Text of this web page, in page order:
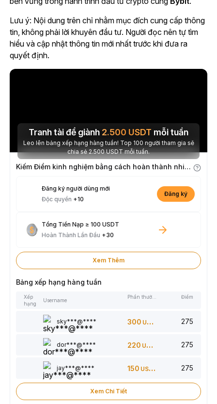
Lưu ý: Nội dung trên chỉ nhằm mục đích cung cấp thông
tin, không phải lời khuyên đầu tư. Người đọc nên tự tìm
hiểu và cập nhật thông tin mới nhất trước khi đưa ra
quyết định.
Tranh tài để giành 2.500 USDT mỗi tuần
Leo lên bảng xếp hạng hàng tuần! Top 100 người tham gia sẽ
chia sẻ 2.500 USDT mỗi tuần.
Kiếm Điểm kinh nghiệm bằng cách hoàn thành nhiệm vụ
Đăng ký người dùng mới
Độc quyền +10
Đăng ký
Tổng Tiền Nạp ≥ 100 USDT
Hoàn Thành Lần Đầu +30
Xem Thêm
Bảng xếp hạng hàng tuần
Xếp
hạng
Username
Điểm
sky***@**** 300 USDT 275
dor***@**** 220 USDT 275
jay***@**** 150 USDT 275
Xem Chi Tiết